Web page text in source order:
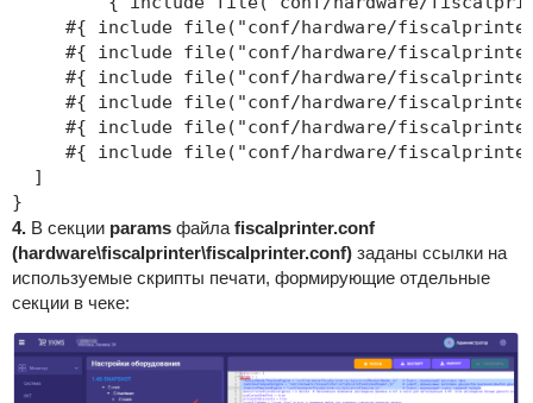
#{ include file("conf/hardware/
#{ include file("conf/hardware/
#{ include file("conf/hardware/
#{ include file("conf/hardware/
#{ include file("conf/hardware/
#{ include file("conf/hardware/
  ]
}
4.В секции paramsфайлаfiscalprinter.conf
(hardware\fiscalprinter\fiscalprinter.conf) заданы ссылки на
используемые скрипты печати, формирующие отдельные
секции в чеке: